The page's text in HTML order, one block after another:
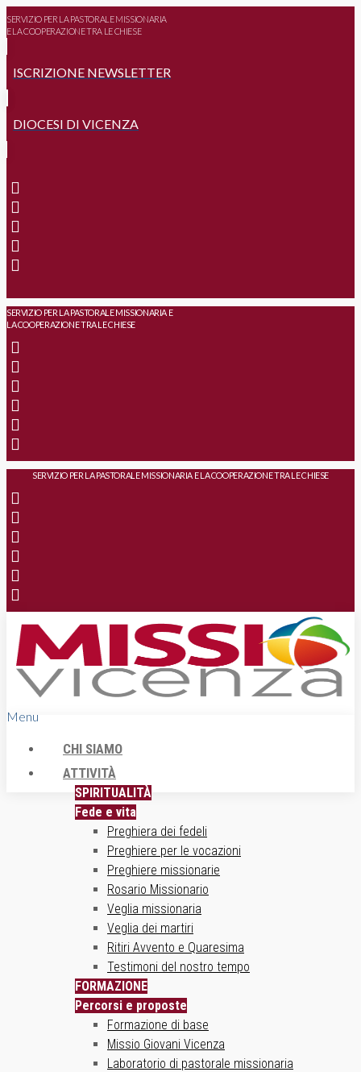
SERVIZIO PER LA PASTORALE MISSIONARIA
E LA COOPERAZIONE TRA LE CHIESE
ISCRIZIONE NEWSLETTER
DIOCESI DI VICENZA
SERVIZIO PER LA PASTORALE MISSIONARIA E
LA COOPERAZIONE TRA LE CHIESE
SERVIZIO PER LA PASTORALE MISSIONARIA E LA COOPERAZIONE TRA LE CHIESE
Menu
CHI SIAMO
ATTIVITÀ
SPIRITUALITÀ
Fede e vita
Preghiera dei fedeli
Preghiere per le vocazioni
Preghiere missionarie
Rosario Missionario
Veglia missionaria
Veglia dei martiri
Ritiri Avvento e Quaresima
Testimoni del nostro tempo
FORMAZIONE
Percorsi e proposte
Formazione di base
Missio Giovani Vicenza
Laboratorio di pastorale missionaria